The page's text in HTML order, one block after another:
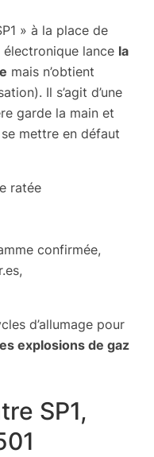
» à la place de
lance la
mais n’obtient
Il s’agit d’une
garde la main et
mettre en défaut
ratée
confirmée,
,
d’allumage pour
explosions de gaz
SP1,